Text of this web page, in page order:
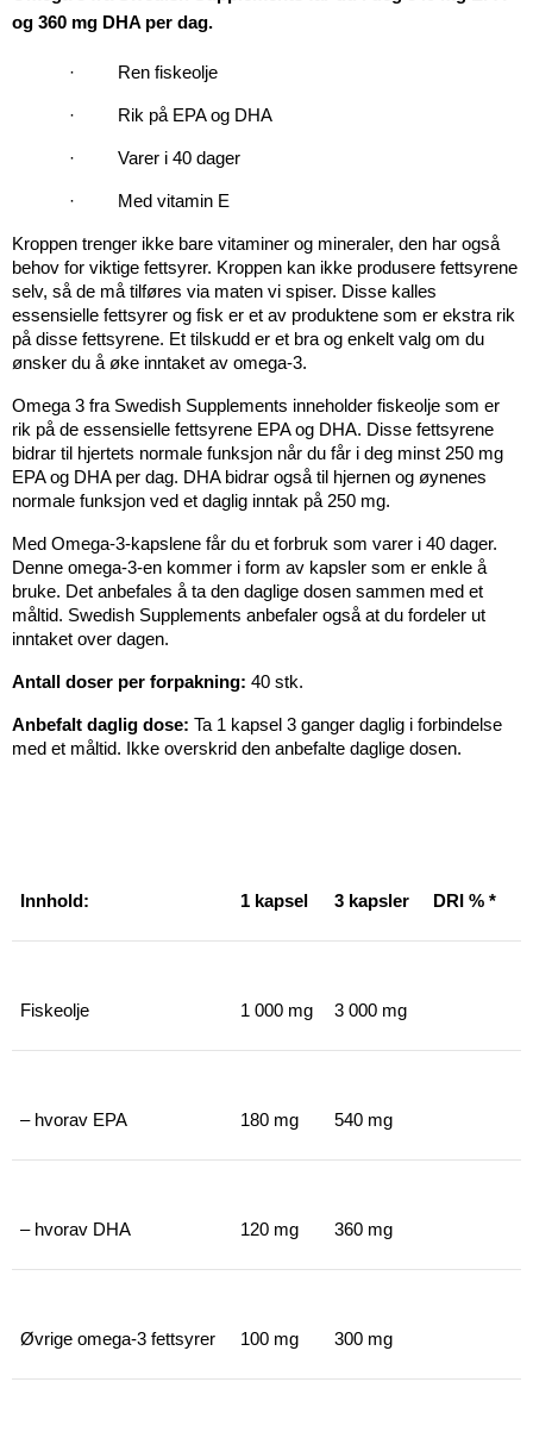
og 360 mg DHA per dag.
· Ren fiskeolje
· Rik på EPA og DHA
· Varer i 40 dager
· Med vitamin E
Kroppen trenger ikke bare vitaminer og mineraler, den har også
behov for viktige fettsyrer. Kroppen kan ikke produsere fettsyrene
selv, så de må tilføres via maten vi spiser. Disse kalles
essensielle fettsyrer og fisk er et av produktene som er ekstra rik
på disse fettsyrene. Et tilskudd er et bra og enkelt valg om du
ønsker du å øke inntaket av omega-3.
Omega 3 fra Swedish Supplements inneholder fiskeolje som er
rik på de essensielle fettsyrene EPA og DHA. Disse fettsyrene
bidrar til hjertets normale funksjon når du får i deg minst 250 mg
EPA og DHA per dag. DHA bidrar også til hjernen og øynenes
normale funksjon ved et daglig inntak på 250 mg.
Med Omega-3-kapslene får du et forbruk som varer i 40 dager.
Denne omega-3-en kommer i form av kapsler som er enkle å
bruke. Det anbefales å ta den daglige dosen sammen med et
måltid. Swedish Supplements anbefaler også at du fordeler ut
inntaket over dagen.
Antall doser per forpakning: 40 stk.
Anbefalt daglig dose: Ta 1 kapsel 3 ganger daglig i forbindelse
med et måltid. Ikke overskrid den anbefalte daglige dosen.
Innhold: 1 kapsel 3 kapsler DRI % *
Fiskeolje 1 000 mg 3 000 mg
– hvorav EPA 180 mg 540 mg
– hvorav DHA 120 mg 360 mg
Øvrige omega-3 fettsyrer 100 mg 300 mg